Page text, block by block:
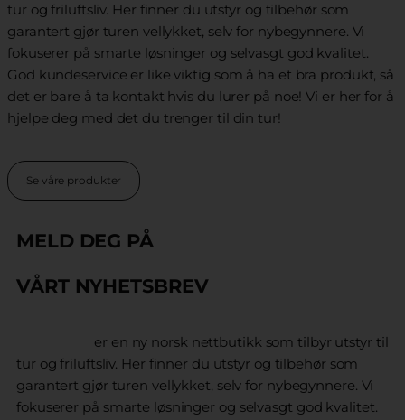
tur og friluftsliv. Her finner du utstyr og tilbehør som
garantert gjør turen vellykket, selv for nybegynnere. Vi
fokuserer på smarte løsninger og selvasgt god kvalitet.
God kundeservice er like viktig som å ha et bra produkt, så
det er bare å ta kontakt hvis du lurer på noe! Vi er her for å
hjelpe deg med det du trenger til din tur!
Se våre produkter
MELD DEG PÅ
VÅRT NYHETSBREV
er en ny norsk nettbutikk som tilbyr utstyr til
tur og friluftsliv. Her finner du utstyr og tilbehør som
garantert gjør turen vellykket, selv for nybegynnere. Vi
fokuserer på smarte løsninger og selvasgt god kvalitet.